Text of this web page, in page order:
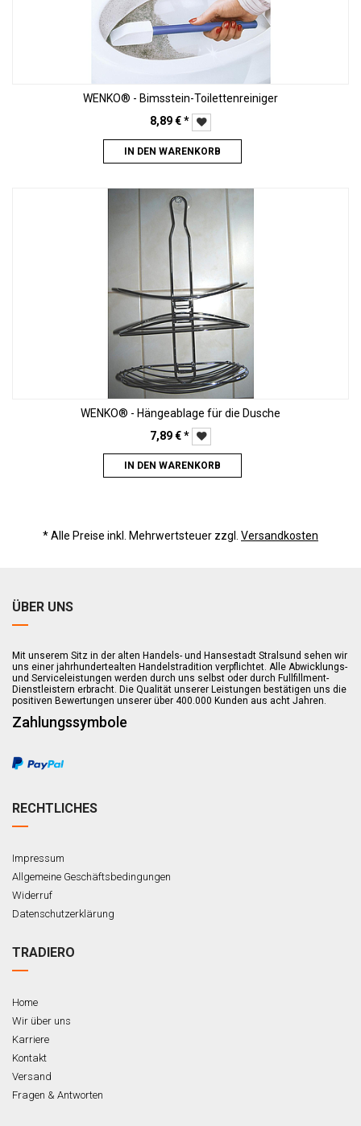
WENKO® - Bimsstein-Toilettenreiniger
8,89€*
IN DEN WARENKORB
WENKO® - Hängeablage für die Dusche
7,89€*
IN DEN WARENKORB
* Alle Preise inkl. Mehrwertsteuer zzgl. Versandkosten
ÜBER UNS
Mit unserem Sitz in der alten Handels- und Hansestadt Stralsund sehen wir
uns einer jahrhundertealten Handelstradition verpflichtet. Alle Abwicklungs-
und Serviceleistungen werden durch uns selbst oder durch Fullfillment-
Dienstleistern erbracht. Die Qualität unserer Leistungen bestätigen uns die
positiven Bewertungen unserer über 400.000 Kunden aus acht Jahren.
Zahlungssymbole
RECHTLICHES
Impressum
Allgemeine Geschäftsbedingungen
Widerruf
Datenschutzerklärung
TRADIERO
Home
Wir über uns
Karriere
Kontakt
Versand
Fragen & Antworten